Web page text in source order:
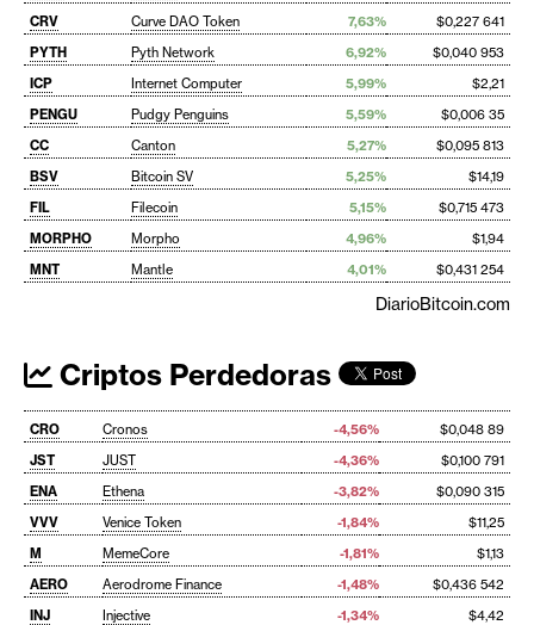
CRV
Curve DAO Token 7,63%
$0,227 641
PYTH
Pyth Network 6,92%
$0,040 953
ICP
Internet Computer 5,99%
$2,21
PENGU
Pudgy Penguins 5,59%
$0,006 35
CC
Canton 5,27%
$0,095 813
BSV
Bitcoin SV 5,25%
$14,19
FIL
Filecoin 5,15%
$0,715 473
MORPHO
Morpho 4,96%
$1,94
MNT
Mantle 4,01% $0,431 254
DiarioBitcoin.com
Criptos Perdedoras
CRO Cronos -4,56%
$0,048 89
JST
JUST -4,36%
$0,100 791
ENA
Ethena -3,82%
$0,090 315
VVV
Venice Token -1,84%
$11,25
M
MemeCore -1,81%
$1,13
AERO
Aerodrome Finance -1,48%
$0,436 542
INJ
Injective -1,34%
$4,42